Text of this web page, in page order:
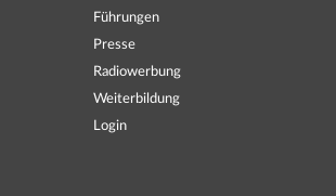
Führungen
Presse
Radiowerbung
Weiterbildung
Login